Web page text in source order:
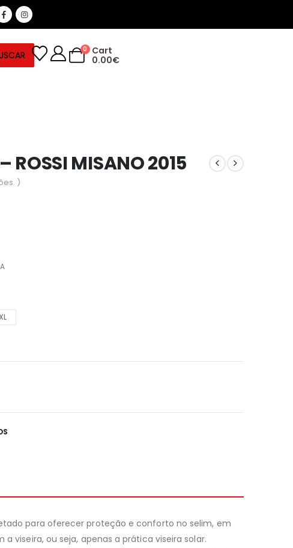
0
Cart
0.00€
ROSSI MISANO 2015
)
para oferecer proteção e conforto no selim, em
viseira, ou seja, apenas a prática viseira solar.